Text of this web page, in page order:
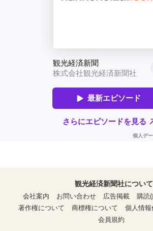
観光経済新聞社について
会社案内
お問い合わせ 広告掲載
購読
著作権について
商標権について
個人情
会員規約